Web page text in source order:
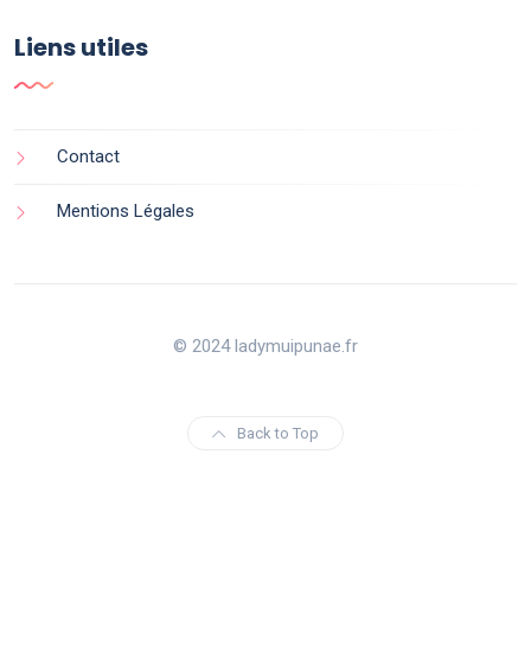
Liens utiles
Contact
Mentions Légales
© 2024 ladymuipunae.fr
Back to Top